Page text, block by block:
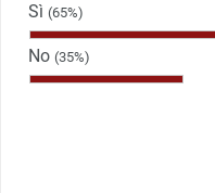
Sì (65%)
No (35%)